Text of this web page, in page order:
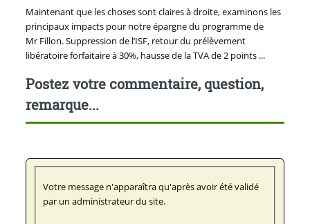
Maintenant que les choses sont claires à droite, examinons les
principaux impacts pour notre épargne du programme de
Mr Fillon. Suppression de l’ISF, retour du prélèvement
libératoire forfaitaire à 30%, hausse de la TVA de 2 points ...
Postez votre commentaire, question,
remarque...
Votre message n'apparaîtra qu'après avoir été validé
par un administrateur du site.